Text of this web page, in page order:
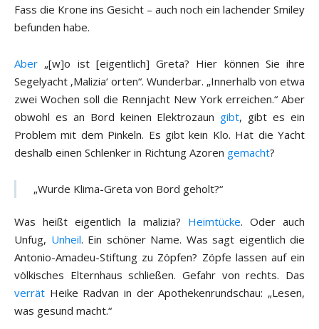
Fass die Krone ins Gesicht – auch noch ein lachender Smiley
befunden habe.
Aber „[w]o ist [eigentlich] Greta? Hier können Sie ihre
Segelyacht ‚Malizia‘ orten“. Wunderbar. „Innerhalb von etwa
zwei Wochen soll die Rennjacht New York erreichen.“ Aber
obwohl es an Bord keinen Elektrozaun gibt, gibt es ein
Problem mit dem Pinkeln. Es gibt kein Klo. Hat die Yacht
deshalb einen Schlenker in Richtung Azoren gemacht?
„Wurde Klima-Greta von Bord geholt?“
Was heißt eigentlich la malizia? Heimtücke. Oder auch
Unfug, Unheil. Ein schöner Name. Was sagt eigentlich die
Antonio-Amadeu-Stiftung zu Zöpfen? Zöpfe lassen auf ein
völkisches Elternhaus schließen. Gefahr von rechts. Das
verrät Heike Radvan in der Apothekenrundschau: „Lesen,
was gesund macht.“